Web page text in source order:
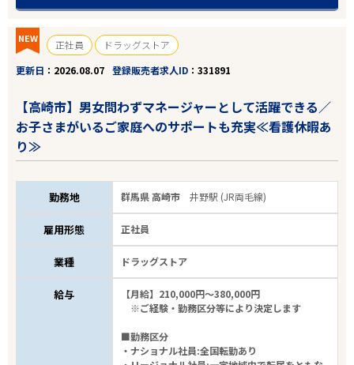
NEW 正社員
ドラッグストア
更新日
2026.08.07 登録販売者求人ID 331891
【高崎市】男女問わずマネージャーとして活躍できる／
お子さまがいるご家庭へのサポートも充実≪看護休暇あ
り≫
勤務地 群馬県 高崎市井野駅 (JR両毛線)
雇用形態 正社員
業種 ドラッグストア
給与
【月給】210,000円～380,000円
※ご経験・勤務区分等により決定します
■勤務区分
・ナショナル社員:全国転勤あり